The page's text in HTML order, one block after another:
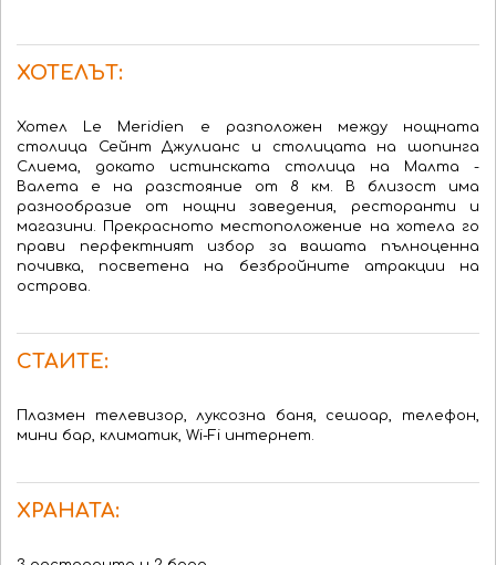
ХОТЕЛЪТ:
Хотел Le Meridien е разположен между нощната
столица Сейнт Джулианс и столицата на шопинга
Слиема, докато истинската столица на Малта -
Валета е на разстояние от 8 км. В близост има
разнообразие от нощни заведения, ресторанти и
магазини. Прекрасното местоположение на хотела го
прави перфектният избор за вашата пълноценна
почивка, посветена на безбройните атракции на
острова.
СТАИТЕ:
Плазмен телевизор, луксозна баня, сешоар, телефон,
мини бар, климатик, Wi-Fi интернет.
ХРАНАТА: